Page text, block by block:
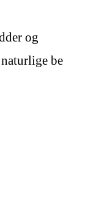
og
be